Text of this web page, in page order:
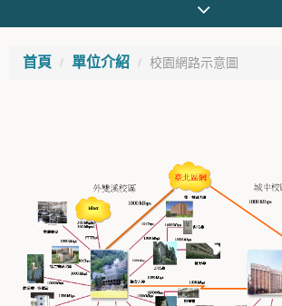
首頁 單位介紹 校園網路示意圖